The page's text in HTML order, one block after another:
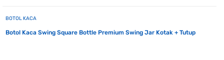
BOTOL KACA
Botol Kaca Swing Square Bottle Premium Swing Jar Kotak + Tutup